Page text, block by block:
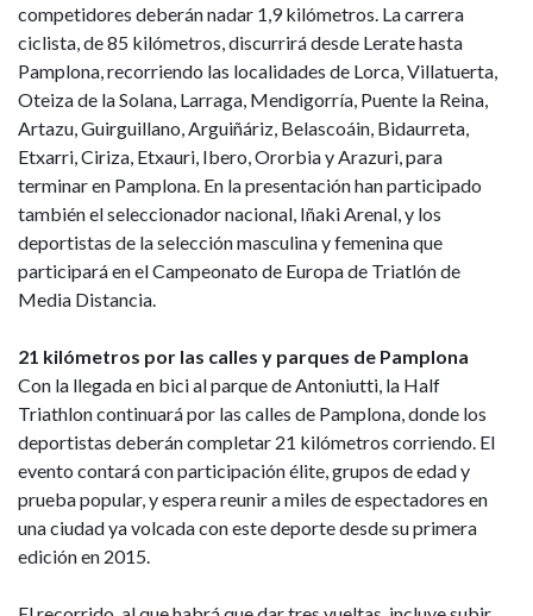
competidores deberán nadar 1,9 kilómetros. La carrera
ciclista, de 85 kilómetros, discurrirá desde Lerate hasta
Pamplona, recorriendo las localidades de Lorca, Villatuerta,
Oteiza de la Solana, Larraga, Mendigorría, Puente la Reina,
Artazu, Guirguillano, Arguiñáriz, Belascoáin, Bidaurreta,
Etxarri, Ciriza, Etxauri, Ibero, Ororbia y Arazuri, para
terminar en Pamplona. En la presentación han participado
también el seleccionador nacional, Iñaki Arenal, y los
deportistas de la selección masculina y femenina que
participará en el Campeonato de Europa de Triatlón de
Media Distancia.
21 kilómetros por las calles y parques de Pamplona
Con la llegada en bici al parque de Antoniutti, la Half
Triathlon continuará por las calles de Pamplona, donde los
deportistas deberán completar 21 kilómetros corriendo. El
evento contará con participación élite, grupos de edad y
prueba popular, y espera reunir a miles de espectadores en
una ciudad ya volcada con este deporte desde su primera
edición en 2015.